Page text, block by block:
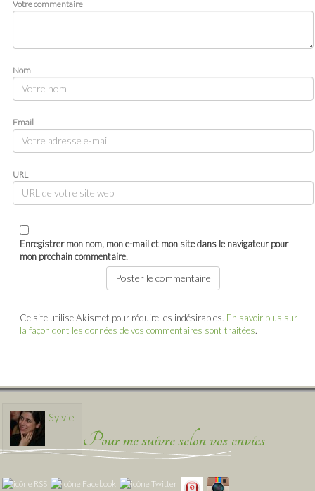
Votre commentaire
Nom
Email
URL
Enregistrer mon nom, mon e-mail et mon site dans le navigateur pour
mon prochain commentaire.
Ce site utilise Akismet pour réduire les indésirables. En savoir plus sur
la façon dont les données de vos commentaires sont traitées.
Sylvie
Pour me suivre selon vos envies